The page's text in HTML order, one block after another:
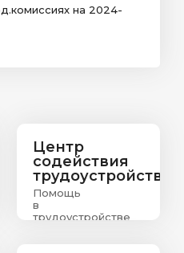
на 2024-
Центр
содействия
трудоустройству
Помощь
в
трудоустройстве